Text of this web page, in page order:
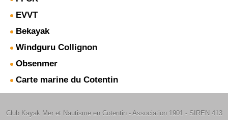
EVVT
Bekayak
Windguru Collignon
Obsenmer
Carte marine du Cotentin
Club Kayak Mer et Nautisme en Cotentin - Association 1901 - SIREN 413